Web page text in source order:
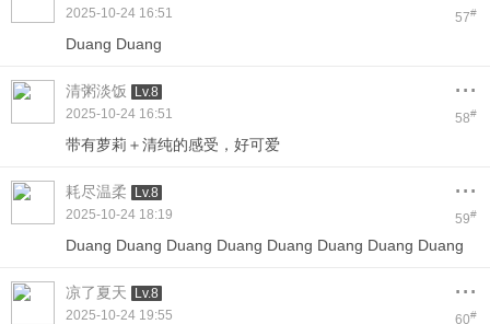
2025-10-24 16:51 57#
Duang Duang
清粥淡饭 Lv.8 ...
2025-10-24 16:51 58#
带有萝莉＋清纯的感受，好可爱
耗尽温柔 Lv.8 ...
2025-10-24 18:19 59#
Duang Duang Duang Duang Duang Duang Duang Duang
凉了夏天 Lv.8 ...
2025-10-24 19:55 60#